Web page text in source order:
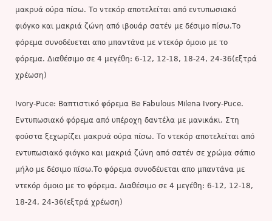
μακρυά ούρα πίσω. Το ντεκόρ αποτελείται από εντυπωσιακό
φιόγκο και μακριά ζώνη από ιβουάρ σατέν με δέσιμο πίσω.Το
φόρεμα συνοδέυεται απο μπαντάνα με ντεκόρ όμοιο με το
φόρεμα. Διαθέσιμο σε 4 μεγέθη: 6-12, 12-18, 18-24, 24-36(εξτρά
χρέωση)
Ivory-Puce: Βαπτιστικό φόρεμα Be Fabulous Milena Ivory-Puce.
Εντυπωσιακό φόρεμα από υπέροχη δαντέλα με μανικάκι. Στη
φούστα ξεχωρίζει μακρυά ούρα πίσω. Το ντεκόρ αποτελείται από
εντυπωσιακό φιόγκο και μακριά ζώνη από σατέν σε χρώμα σάπιο
μήλο με δέσιμο πίσω.Το φόρεμα συνοδέυεται απο μπαντάνα με
ντεκόρ όμοιο με το φόρεμα. Διαθέσιμο σε 4 μεγέθη: 6-12, 12-18,
18-24, 24-36(εξτρά χρέωση)